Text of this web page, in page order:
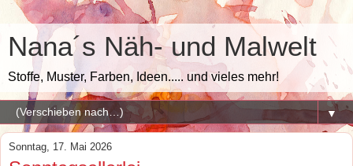
Nana´s Näh- und Malwelt
Stoffe, Muster, Farben, Ideen..... und vieles mehr!
▼
Sonntag, 17. Mai 2026